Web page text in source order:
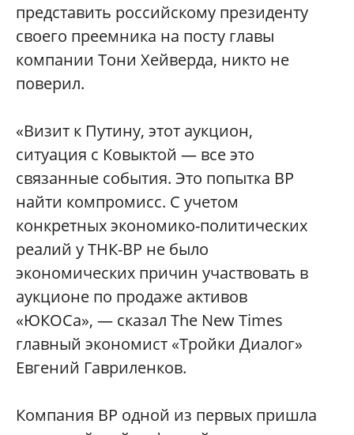
представить российскому президенту
своего преемника на посту главы
компании Тони Хейверда, никто не
поверил.
«Визит к Путину, этот аукцион,
ситуация с Ковыктой — все это
связанные события. Это попытка ВР
найти компромисс. С учетом
конкретных экономико-политических
реалий у ТНК-ВР не было
экономических причин участвовать в
аукционе по продаже активов
«ЮКОСа», — сказал The New Times
главный экономист «Тройки Диалог»
Евгений Гавриленков.
Компания ВР одной из первых пришла